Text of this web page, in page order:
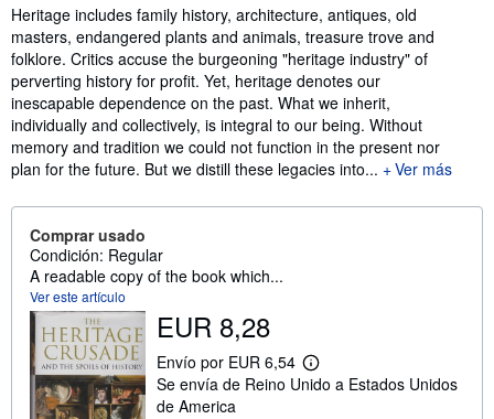
Sinopsis
Heritage includes family history, architecture, antiques, old
masters, endangered plants and animals, treasure trove and
folklore. Critics accuse the burgeoning "heritage industry" of
perverting history for profit. Yet, heritage denotes our
inescapable dependence on the past. What we inherit,
individually and collectively, is integral to our being. Without
memory and tradition we could not function in the present nor
plan for the future. But we distill these legacies into...
Ver más
Comprar usado
Condición: Regular
A readable copy of the book which...
Ver este artículo
EUR 8,28
Envío por EUR 6,54
M
á
Se envía de Reino Unido a Estados Unidos
de America